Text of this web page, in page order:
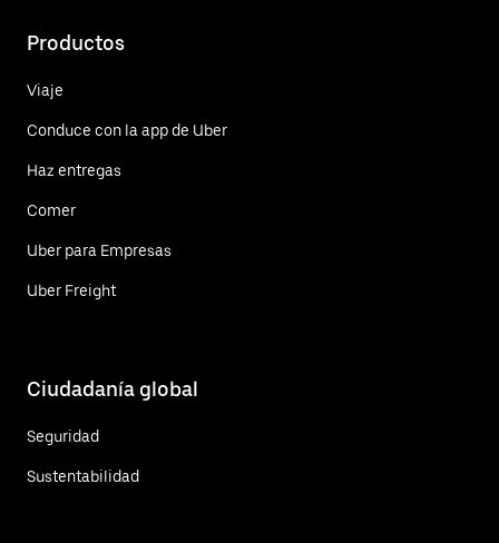
Productos
Viaje
Conduce con la app de Uber
Haz entregas
Comer
Uber para Empresas
Uber Freight
Ciudadanía global
Seguridad
Sustentabilidad